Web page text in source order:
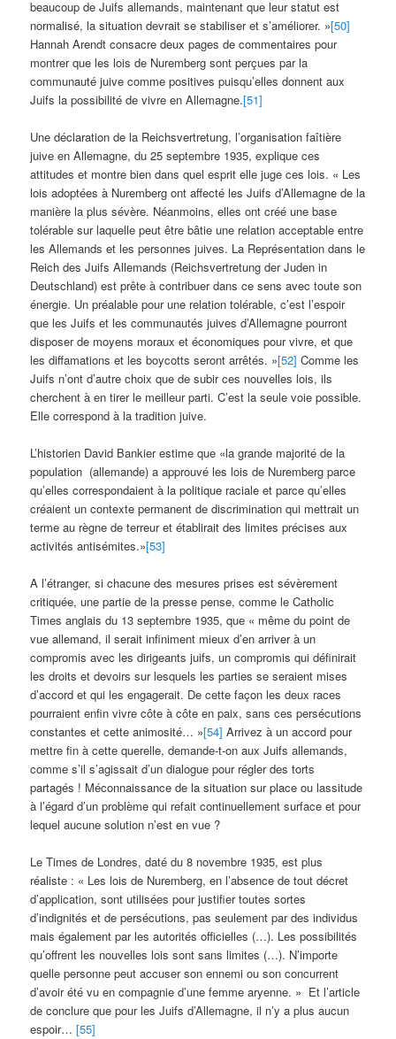
beaucoup de Juifs allemands, maintenant que leur statut est
normalisé, la situation devrait se stabiliser et s’améliorer. »[50]
Hannah Arendt consacre deux pages de commentaires pour
montrer que les lois de Nuremberg sont perçues par la
communauté juive comme positives puisqu’elles donnent aux
Juifs la possibilité de vivre en Allemagne.[51]
Une déclaration de la Reichsvertretung, l’organisation faîtière
juive en Allemagne, du 25 septembre 1935, explique ces
attitudes et montre bien dans quel esprit elle juge ces lois. « Les
lois adoptées à Nuremberg ont affecté les Juifs d’Allemagne de la
manière la plus sévère. Néanmoins, elles ont créé une base
tolérable sur laquelle peut être bâtie une relation acceptable entre
les Allemands et les personnes juives. La Représentation dans le
Reich des Juifs Allemands (Reichsvertretung der Juden in
Deutschland) est prête à contribuer dans ce sens avec toute son
énergie. Un préalable pour une relation tolérable, c’est l’espoir
que les Juifs et les communautés juives d’Allemagne pourront
disposer de moyens moraux et économiques pour vivre, et que
les diffamations et les boycotts seront arrêtés. »[52] Comme les
Juifs n’ont d’autre choix que de subir ces nouvelles lois, ils
cherchent à en tirer le meilleur parti. C’est la seule voie possible.
Elle correspond à la tradition juive.
L’historien David Bankier estime que «la grande majorité de la
population (allemande) a approuvé les lois de Nuremberg parce
qu’elles correspondaient à la politique raciale et parce qu’elles
créaient un contexte permanent de discrimination qui mettrait un
terme au règne de terreur et établirait des limites précises aux
activités antisémites.»[53]
A l’étranger, si chacune des mesures prises est sévèrement
critiquée, une partie de la presse pense, comme le Catholic
Times anglais du 13 septembre 1935, que « même du point de
vue allemand, il serait infiniment mieux d’en arriver à un
compromis avec les dirigeants juifs, un compromis qui définirait
les droits et devoirs sur lesquels les parties se seraient mises
d’accord et qui les engagerait. De cette façon les deux races
pourraient enfin vivre côte à côte en paix, sans ces persécutions
constantes et cette animosité… »[54] Arrivez à un accord pour
mettre fin à cette querelle, demande-t-on aux Juifs allemands,
comme s’il s’agissait d’un dialogue pour régler des torts
partagés ! Méconnaissance de la situation sur place ou lassitude
à l’égard d’un problème qui refait continuellement surface et pour
lequel aucune solution n’est en vue ?
Le Times de Londres, daté du 8 novembre 1935, est plus
réaliste : « Les lois de Nuremberg, en l’absence de tout décret
d’application, sont utilisées pour justifier toutes sortes
d’indignités et de persécutions, pas seulement par des individus
mais également par les autorités officielles (…). Les possibilités
qu’offrent les nouvelles lois sont sans limites (…). N’importe
quelle personne peut accuser son ennemi ou son concurrent
d’avoir été vu en compagnie d’une femme aryenne. » Et l’article
de conclure que pour les Juifs d’Allemagne, il n’y a plus aucun
espoir…[55]